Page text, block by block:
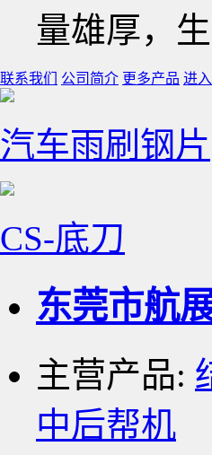
量雄厚，
联系我们 公司简介 更多产品 进
汽车雨刷钢片
CS-底刀
东莞市航
主营产品:
中后帮机